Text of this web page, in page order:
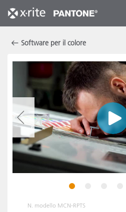
Software per il colore
1
N. modello MCN-RPTS